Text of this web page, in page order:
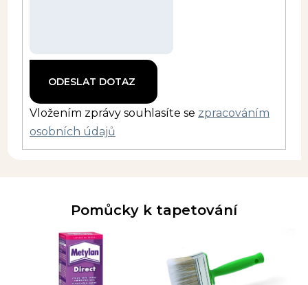
Vložením zprávy souhlasíte se zpracováním
osobních údajů
Pomůcky k tapetování